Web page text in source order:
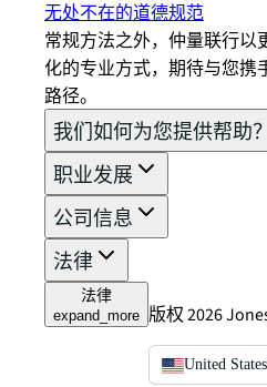
无处不在的道德规范
常规方法之外，仲量联行以
化的专业方式，期待与您携
路径。
我们如何为您提供帮助？
职业发展
公司信息
法律
法律
expand_more 版权 2026
United States